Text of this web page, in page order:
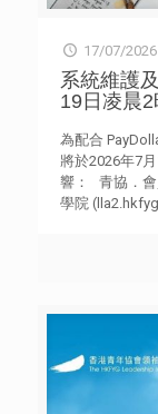
近 9 年、斥資
米級控制精度
文，約為世界
或是晴天，它
已有兩項代表
鐘的脈衝星雙
該領域的世界
的關鍵證據，
計師張嶠 中國
站的建造。他
「通過十幾年
對接，到天舟
錄」。 另一個
「平面式」轉
17/07/2026
系統維護
19日凌晨2
為配合
將於2026年7
響： 青協．會
學院
於升級完成後